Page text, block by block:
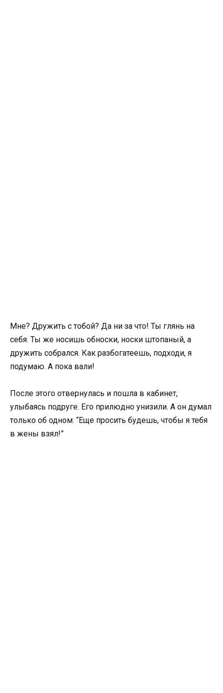
Мне? Дружить с тобой? Да ни за что! Ты глянь на
себя. Ты же носишь обноски, носки штопаный, а
дружить собрался. Как разбогатеешь, подходи, я
подумаю. А пока вали!
После этого отвернулась и пошла в кабинет,
улыбаясь подруге. Его прилюдно унизили. А он думал
только об одном: “Еще просить будешь, чтобы я тебя
в жены взял!”